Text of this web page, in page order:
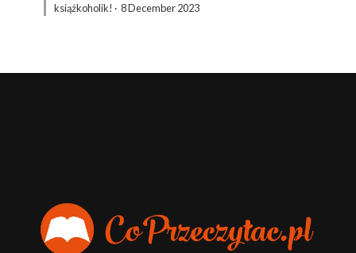
książkoholik! · 8 December 2023